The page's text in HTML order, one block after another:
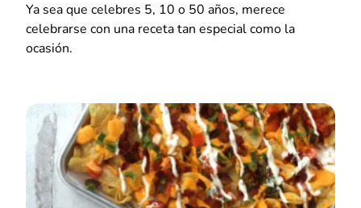
Ya sea que celebres 5, 10 o 50 años, merece
celebrarse con una receta tan especial como la
ocasión.